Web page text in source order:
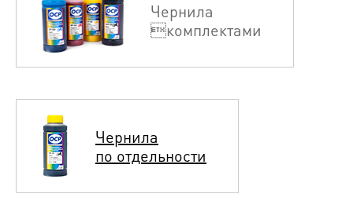
Чернила
комплектами
Чернила
по отдельности